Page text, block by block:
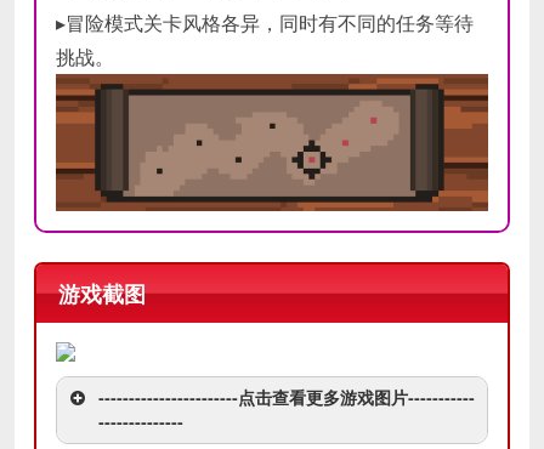
▸冒险模式关卡风格各异，同时有不同的任务等待
挑战。
游戏截图
-----------------------点击查看更多游戏图片-----------
--------------